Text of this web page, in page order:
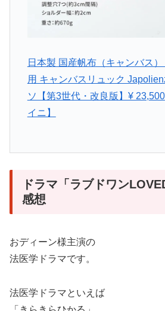
日本製 国産帆布（キャンバス
用 キャンバスリュック
ソ【第3世代・改良版】¥
イニ】
ドラマ「ラブドワン
感想
おディーン様主演の
法医学ドラマです。
法医学ドラマといえば